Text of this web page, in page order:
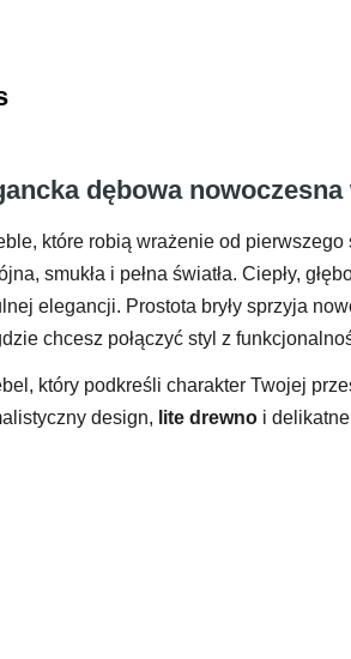
dębowa
które robią wrażenie od pierwszego
smukła i pełna światła. Ciepły,
elegancji. Prostota bryły sprzyja
chcesz połączyć styl z
który podkreśli charakter Twojej
design, lite drewno i